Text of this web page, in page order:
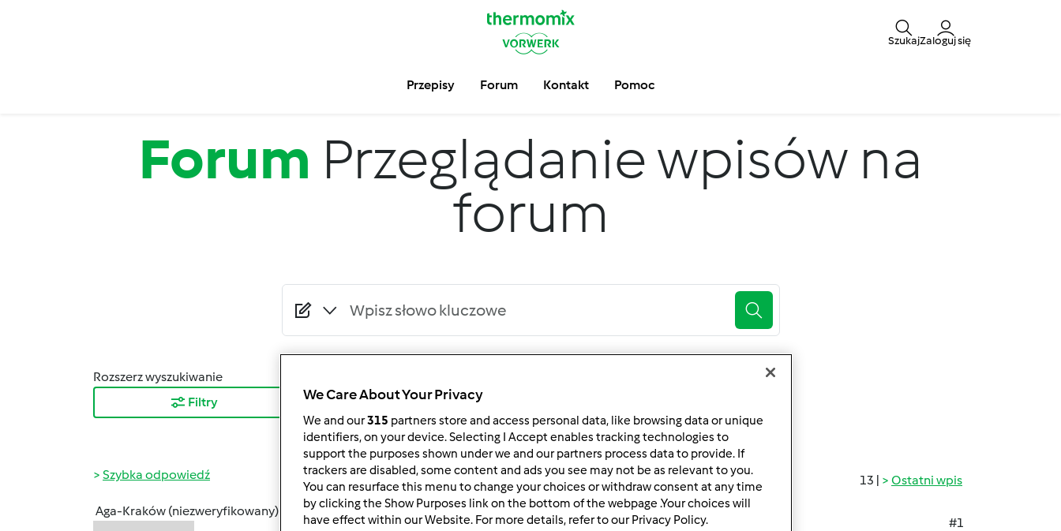
SzukajZaloguj się
Przepisy Forum Kontakt Pomoc
Forum Przeglądanie wpisów na
forum
Rozszerz wyszukiwanie
Filtry
Najnowsze wyniki
13 | Ostatni wpis
Szybka odpowiedź
Aga-Kraków (niezweryfikowany)
pt., 09/26/2014 - 13:23
#1
We Care About Your Privacy
We and our315 partners store and access personal data, like browsing data or unique
identifiers, on your device. Selecting I Accept enables tracking technologies to
support the purposes shown under we and our partners process data to provide. If
trackers are disabled, some content and ads you see may not be as relevant to you.
You can resurface this menu to change your choices or withdraw consent at any time
by clicking the Show Purposes link on the bottom of the webpage .Your choices will
have effect within our Website. For more details, refer to our Privacy Policy.